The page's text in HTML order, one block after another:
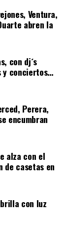
Ventura,
abren la
con dj´s
y conciertos…
Perera,
encumbran
alza con el
de casetas en
con luz